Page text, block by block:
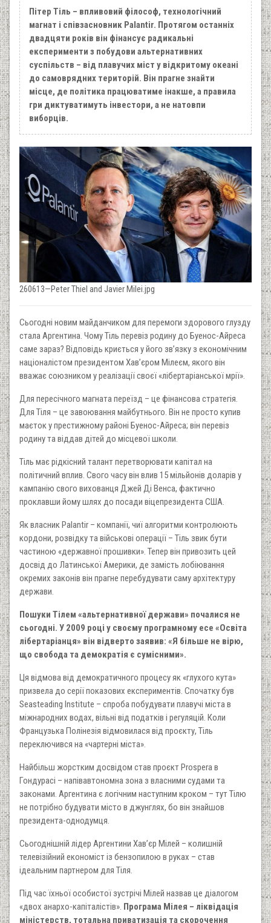
Пітер Тіль – впливовий філософ, технологічний
магнат і співзасновник Palantir. Протягом останніх
двадцяти років він фінансує радикальні
експерименти з побудови альтернативних
суспільств – від плавучих міст у відкритому океані
до самоврядних територій. Він прагне знайти
місце, де політика працюватиме інакше, а правила
гри диктуватимуть інвестори, а не натовпи
виборців.
260613—Peter Thiel and Javier Milei.jpg
Сьогодні новим майданчиком для перемоги здорового глузду
стала Аргентина. Чому Тіль перевіз родину до Буенос-Айреса
саме зараз? Відповідь криється у його зв’язку з економічним
націоналістом президентом Хав’єром Мілеєм, якого він
вважає союзником у реалізації своєї «лібертаріанської мрії».
Для пересічного магната переїзд – це фінансова стратегія.
Для Тіля – це завоювання майбутнього. Він не просто купив
маєток у престижному районі Буенос-Айреса; він перевіз
родину та віддав дітей до місцевої школи.
Тіль має рідкісний талант перетворювати капітал на
політичний вплив. Свого часу він влив 15 мільйонів доларів у
кампанію свого вихованця Джей Ді Венса, фактично
проклавши йому шлях до посади віцепрезидента США.
Як власник Palantir – компанії, чиї алгоритми контролюють
кордони, розвідку та військові операції – Тіль звик бути
частиною «державної прошивки». Тепер він привозить цей
досвід до Латинської Америки, де замість лобіювання
окремих законів він прагне перебудувати саму архітектуру
держави.
Пошуки Тілем «альтернативної держави» почалися не
сьогодні. У 2009 році у своєму програмному есе «Освіта
лібертаріанця» він відверто заявив: «Я більше не вірю,
що свобода та демократія є сумісними».
Ця відмова від демократичного процесу як «глухого кута»
призвела до серії показових експериментів. Спочатку був
Seasteading Institute – спроба побудувати плавучі міста в
міжнародних водах, вільні від податків і регуляцій. Коли
Французька Полінезія відмовилася від проєкту, Тіль
переключився на «чартерні міста».
Найбільш жорстким досвідом став проєкт Prospera в
Гондурасі – напівавтономна зона з власними судами та
законами. Аргентина є логічним наступним кроком – тут Тілю
не потрібно будувати місто в джунглях, бо він знайшов
президента-однодумця.
Сьогоднішній лідер Аргентини Хав’єр Мілей – колишній
телевізійний економіст із бензопилою в руках – став
ідеальним партнером для Тіля.
Під час їхньої особистої зустрічі Мілей назвав це діалогом
«двох анархо-капіталістів». Програма Мілея – ліквідація
міністерств, тотальна приватизація та скорочення